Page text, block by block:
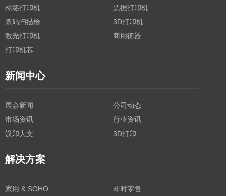
标签打印机
票据打印机
条码扫描枪
3D打印机
激光打印机
商用衡器
打印机芯
新闻中心
展会新闻
公司动态
市场资讯
行业资讯
汉印人文
3D打印
解决方案
家用 & SOHO
即时零售